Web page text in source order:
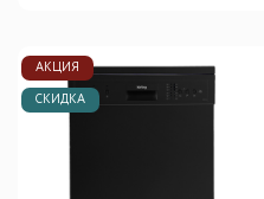
АКЦИЯ
СКИДКА